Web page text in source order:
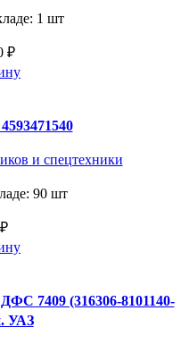
1 шт
₽
и спецтехники
90 шт
₽
7409 (316306-8101140-
УАЗ